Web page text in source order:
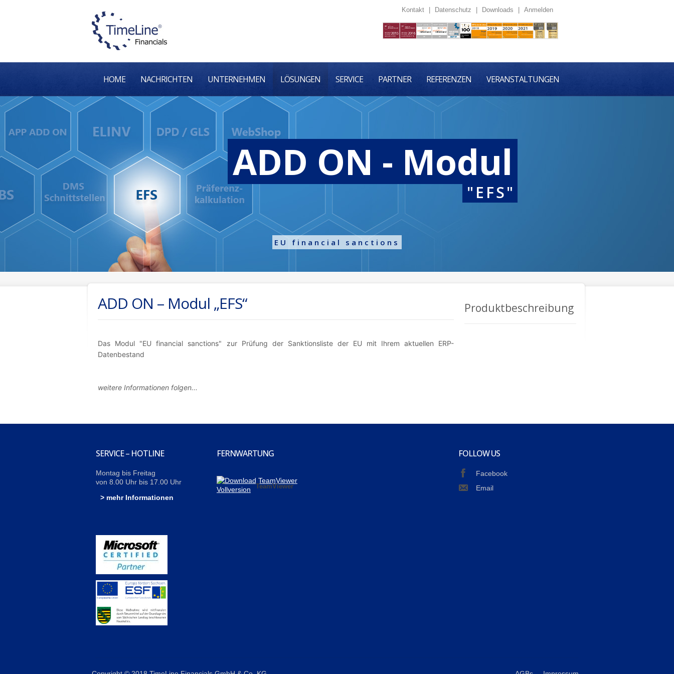
Kontakt Datenschutz Downloads Anmelden
HOME NACHRICHTEN UNTERNEHMEN LÖSUNGEN SERVICE PARTNER REFERENZEN VERANSTALTUNGEN
ADD ON - Modul
"EFS"
EU financial sanctions
ADD ON – Modul „EFS“
Das Modul "EU financial sanctions" zur Prüfung der Sanktionsliste der EU mit Ihrem aktuellen ERP-
Datenbestand
weitere Informationen folgen...
Produktbeschreibung
SERVICE – HOTLINE
Montag bis Freitag
von 8.00 Uhr bis 17.00 Uhr
> mehr Informationen
FERNWARTUNG
TeamViewer
FOLLOW US
Facebook
Email